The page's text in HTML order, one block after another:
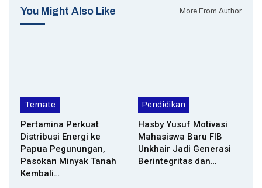
You Might Also Like More From Author
Ternate
Pertamina Perkuat
Distribusi Energi ke
Papua Pegunungan,
Pasokan Minyak Tanah
Kembali…
Pendidikan
Hasby Yusuf Motivasi
Mahasiswa Baru FIB
Unkhair Jadi Generasi
Berintegritas dan…